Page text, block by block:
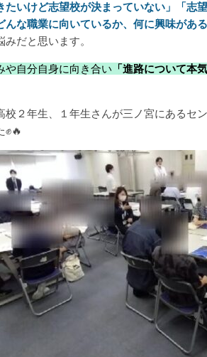
たいけど志望校が決まっていない」「志
んな職業に向いているか、何に興味がある
みだと思います。
や自分自身に向き合い 「進路について本
校２年生、１年生さんが三ノ宮にあるセ